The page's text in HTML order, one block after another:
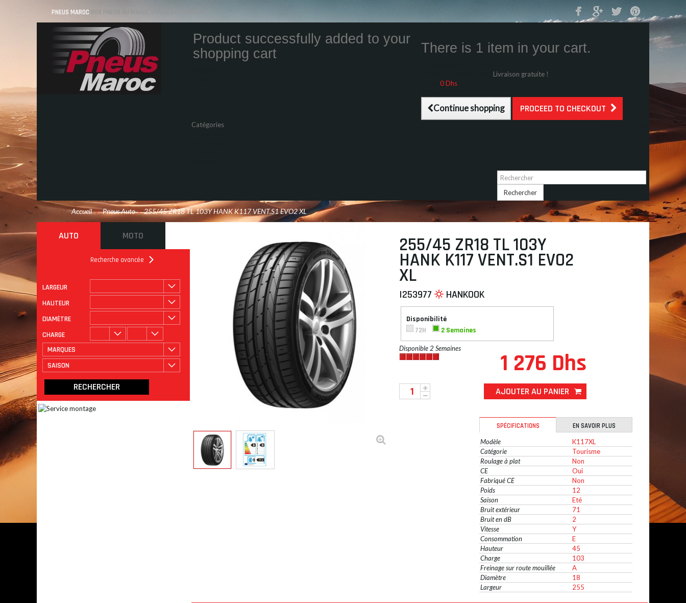
PNEUS MAROC VOS PNEUS AU MAROC LIVRÉS ET MONTÉS
Product successfully added to your
shopping cart
There is 1 item in your cart.
Livraison gratuite !
0 Dhs
Continue shopping PROCEED TO CHECKOUT
Catégories
Rechercher
Accueil / Pneus Auto > 255/45 ZR18 TL 103Y HANK K117 VENT.S1 EVO2 XL
AUTO MOTO
Recherche avancée
LARGEUR
HAUTEUR
DIAMÈTRE
CHARGE
MARQUES
SAISON
ROULAGE À PLAT
255/45 ZR18 TL 103Y
HANK K117 VENT.S1 EVO2
XL
I253977 HANKOOK
Disponibilité
72H
2 Semaines
Disponible 2 Semaines
1 276 Dhs
AJOUTER AU PANIER
SPÉCIFICATIONS
EN SAVOIR PLUS
Modèle
K117XL
Catégorie
Tourisme
Roulage à plat
Non
CE
Oui
Fabriqué CE
Non
Poids
12
Saison
Eté
Bruit extérieur
71
Bruit en dB
2
Vitesse
Y
Consommation
E
Hauteur
45
Charge
103
Freinage sur route mouillée
A
Diamètre
18
Largeur
255